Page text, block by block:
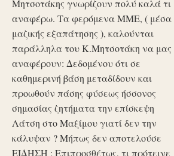
Μητσοτάκης γνωρίζουν πολύ καλά τι
αναφέρω. Τα φερόμενα ΜΜΕ, ( μέσα
μαζικής εξαπάτησης ), καλούνται
παράλληλα του Κ.Μητσοτάκη να μας
αναφέρουν: Δεδομένου ότι σε
καθημερινή βάση μεταδίδουν και
προωθούν πάσης φύσεως ήσσονος
σημασίας ζητήματα την επίσκεψη
Λάτση στο Μαξίμου γιατί δεν την
κάλυψαν ? Μήπως δεν αποτελούσε
ΕΙΔΗΣΗ ; Επιπροσθέτως, τι πρότεινε